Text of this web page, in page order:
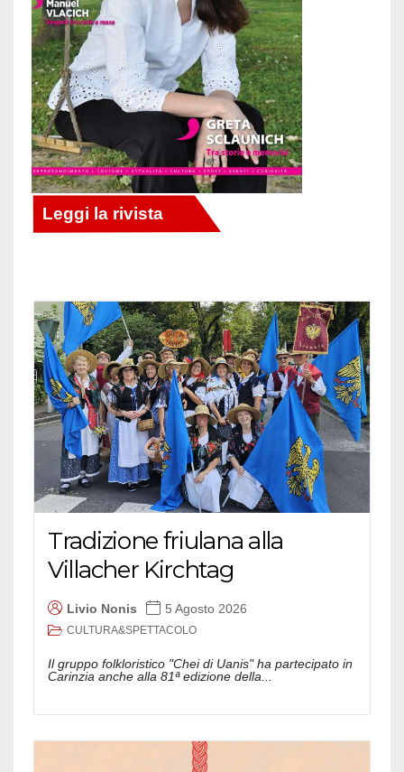
Tradizione friulana alla
Villacher Kirchtag
Livio Nonis 5 Agosto 2026
CULTURA&SPETTACOLO
Il gruppo folkloristico "Chei di Uanis" ha partecipato in
Carinzia anche alla 81ª edizione della...